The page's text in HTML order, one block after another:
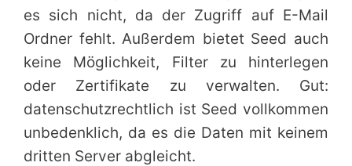
es sich nicht, da der Zugriff auf E-Mail
Ordner fehlt. Außerdem bietet Seed auch
keine Möglichkeit, Filter zu hinterlegen
oder Zertifikate zu verwalten. Gut:
datenschutzrechtlich ist Seed vollkommen
unbedenklich, da es die Daten mit keinem
dritten Server abgleicht.